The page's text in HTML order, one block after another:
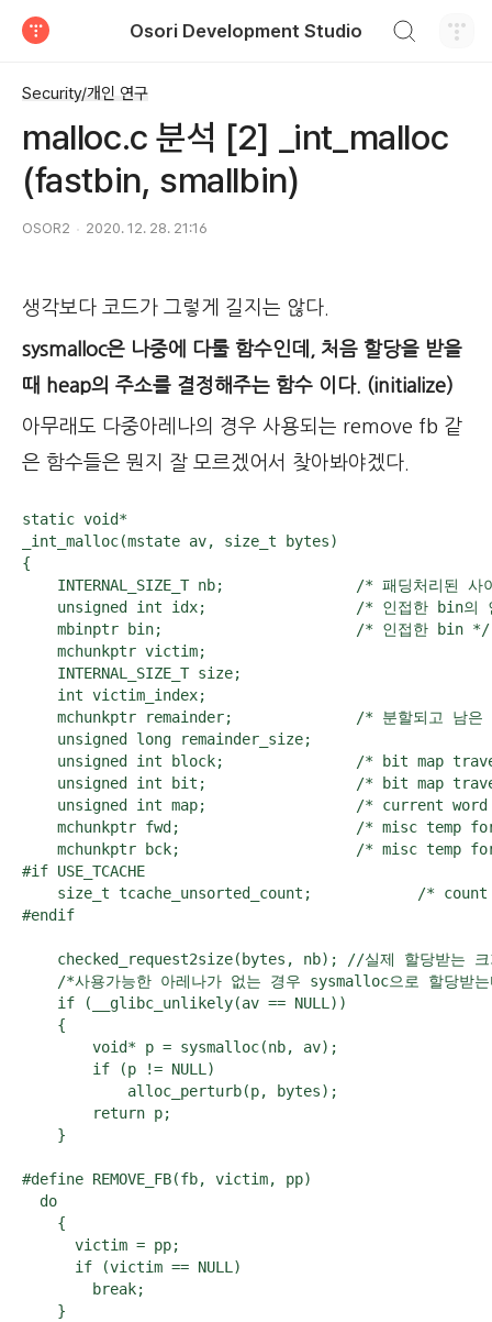
Osori Development Studio
Security/개인 연구
malloc.c 분석 [2] _int_malloc
(fastbin, smallbin)
OSOR2 2020. 12. 28. 21:16
생각보다 코드가 그렇게 길지는 않다.
sysmalloc은 나중에 다룰 함수인데, 처음 할당을 받을
때 heap의 주소를 결정해주는 함수 이다. (initialize)
아무래도 다중아레나의 경우 사용되는 remove fb 같
은 함수들은 뭔지 잘 모르겠어서 찾아봐야겠다.
static void*
_int_malloc(mstate av, size_t bytes)
{
INTERNAL_SIZE_T nb;               /* 패딩처리된 사
unsigned int idx;                 /* 인접한 bin의
    mbinptr bin;                      /* 인접한 bin */
    mchunkptr victim;
    INTERNAL_SIZE_T size;
    int victim_index;
mchunkptr remainder;              /* 분할되고 남은
    unsigned long remainder_size;
unsigned int block;               /* bit map
unsigned int bit;                 /* bit map
unsigned int map;                 /* current
mchunkptr fwd;                    /* misc temp
mchunkptr bck;                    /* misc temp
#if USE_TCACHE
size_t tcache_unsorted_count;            /*
#endif
checked_request2size(bytes, nb); //실제 할당받는 크
/*사용가능한 아레나가 없는 경우 sysmalloc으로 할당받
    if (__glibc_unlikely(av == NULL))
    {
        void* p = sysmalloc(nb, av);
        if (p != NULL)
            alloc_perturb(p, bytes);
        return p;
    }
#define REMOVE_FB(fb, victim, pp)
do
{
victim = pp;
if (victim == NULL)
break;
}